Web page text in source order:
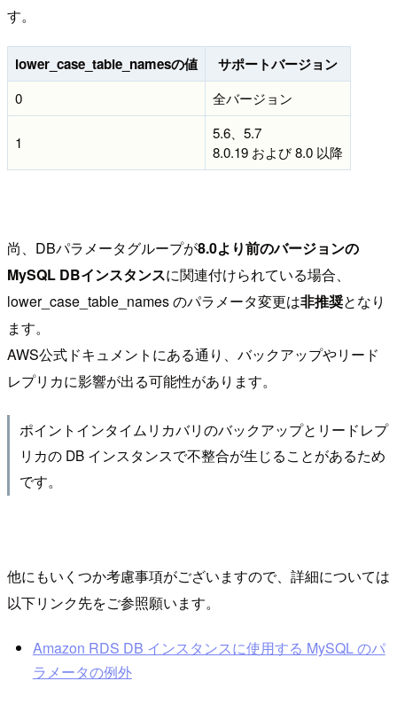
す。
lower_case_table_namesの値 サポートバージョン
0 全バージョン
1
5.6、5.7
8.0.19 および 8.0 以降
尚、DBパラメータグループが8.0より前のバージョンの
MySQL DBインスタンスに関連付けられている場合、
lower_case_table_names のパラメータ変更は非推奨となり
ます。
AWS公式ドキュメントにある通り、バックアップやリード
レプリカに影響が出る可能性があります。
ポイントインタイムリカバリのバックアップとリードレプ
リカの DB インスタンスで不整合が生じることがあるため
です。
他にもいくつか考慮事項がございますので、詳細については
以下リンク先をご参照願います。
Amazon RDS DB インスタンスに使用する MySQL のパ
ラメータの例外